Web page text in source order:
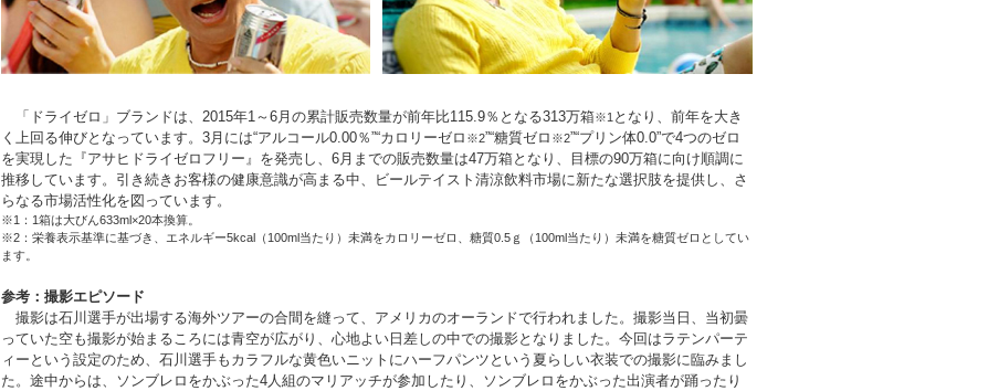
「ドライゼロ」ブランドは、2015年1～6月の累計販売数量が前年比115.9％となる313万箱※1 となり、前年を大き
く上回る伸びとなっています。3月には“アルコール0.00％”“カロリーゼロ ※2”“糖質ゼロ ※2”“プリン体0.0”で4つのゼロ
を実現した『アサヒドライゼロフリー』を発売し、6月までの販売数量は47万箱となり、目標の90万箱に向け順調に
推移しています。引き続きお客様の健康意識が高まる中、ビールテイスト清涼飲料市場に新たな選択肢を提供し、さ
らなる市場活性化を図っています。
※1：1箱は大びん633ml×20本換算。
※2：栄養表示基準に基づき、エネルギー5kcal（100ml当たり）未満をカロリーゼロ、糖質0.5ｇ（100ml当たり）未満を糖質ゼロとしてい
ます。
参考：撮影エピソード
撮影は石川選手が出場する海外ツアーの合間を縫って、アメリカのオーランドで行われました。撮影当日、当初曇
っていた空も撮影が始まるころには青空が広がり、心地よい日差しの中での撮影となりました。今回はラテンパーテ
ィーという設定のため、石川選手もカラフルな黄色いニットにハーフパンツという夏らしい衣装での撮影に臨みまし
た。途中からは、ソンブレロをかぶった4人組のマリアッチが参加したり、ソンブレロをかぶった出演者が踊ったり